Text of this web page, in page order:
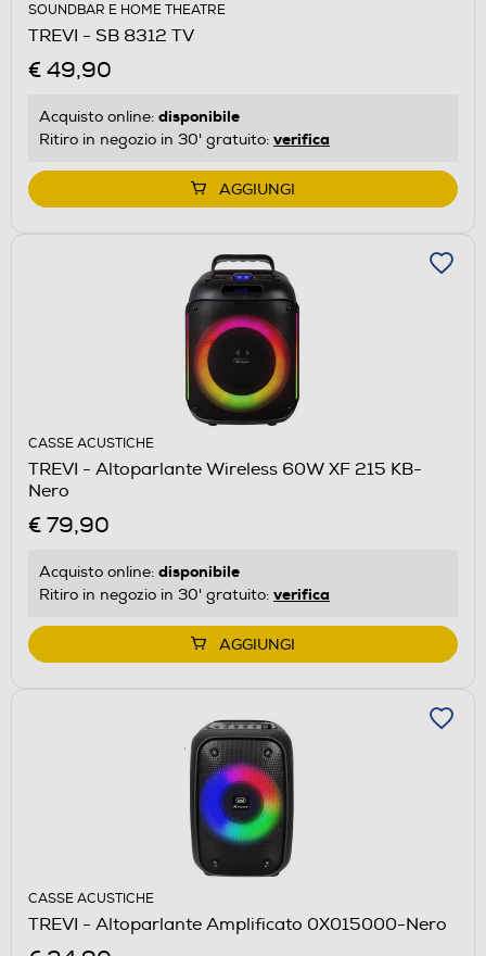
SOUNDBAR E HOME THEATRE
TREVI - SB 8312 TV
€ 49,90
Acquisto online: disponibile
Ritiro in negozio in 30' gratuito: verifica
AGGIUNGI
CASSE ACUSTICHE
TREVI - Altoparlante Wireless 60W XF 215 KB-
Nero
€ 79,90
Acquisto online: disponibile
Ritiro in negozio in 30' gratuito: verifica
AGGIUNGI
CASSE ACUSTICHE
TREVI - Altoparlante Amplificato 0X015000-Nero